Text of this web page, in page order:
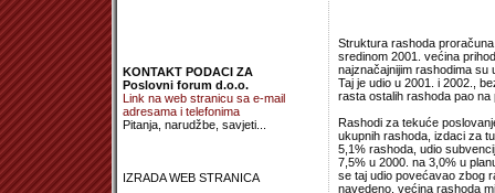
KONTAKT PODACI ZA
Poslovni forum d.o.o.
Link na web stranicu sa e-mail
adresama i telefonima
Pitanja, narudžbe, savjeti...
IZRADA WEB STRANICA
Struktura rashoda
sredinom 2001. većina
najznačajnijim rashodima su
Taj je udio u 2001. i 2002.,
rasta ostalih rashoda pao
Rashodi za tekuće
ukupnih rashoda, izdaci za
5,1% rashoda, udio
7,5% u 2000. na 3,0% u
se taj udio povećavao zbog
navedeno, većina rashoda